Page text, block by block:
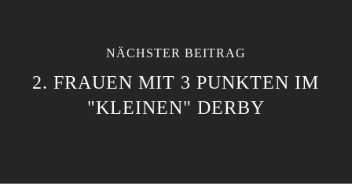
NÄCHSTER BEITRAG
2. FRAUEN MIT 3 PUNKTEN IM
"KLEINEN" DERBY